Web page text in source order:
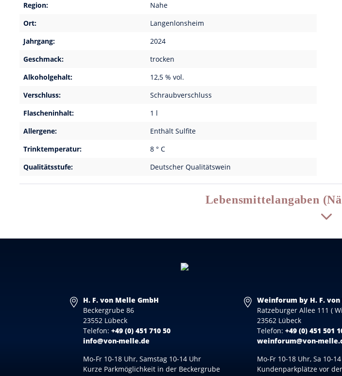
Region:
Nahe
Ort:
Langenlonsheim
Jahrgang:
2024
Geschmack:
trocken
Alkoholgehalt:
12,5 % vol.
Verschluss:
Schraubverschluss
Flascheninhalt:
1 l
Allergene:
Enthält Sulfite
Trinktemperatur:
8 ° C
Qualitätsstufe:
Deutscher Qualitätswein
Lebensmittelangaben
H. F. von Melle GmbH
Beckergrube 86
23552 Lübeck
Telefon:+49 (0) 451 710 50
info@von-melle.de
Mo-Fr 10-18 Uhr, Samstag 10-14 Uhr
Kurze Parkmöglichkeit in der Beckergrube
Weinforum by H. F.
Ratzeburger Allee 111 (
23562 Lübeck
Telefon: +49 (0) 451 501
weinforum@von-
Mo-Fr 10-18 Uhr, Sa 10-
Kundenparkplätze vor